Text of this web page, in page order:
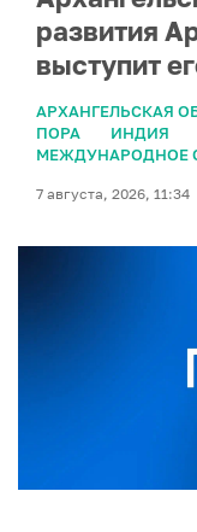
развития
выступит
АРХАНГЕЛЬСКАЯ
ПОРА
ИНДИЯ
МЕЖДУНАРОДНОЕ
7 августа, 2026, 11:34